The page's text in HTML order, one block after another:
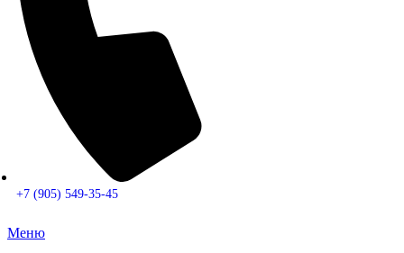
+7 (905) 549-35-45
Меню